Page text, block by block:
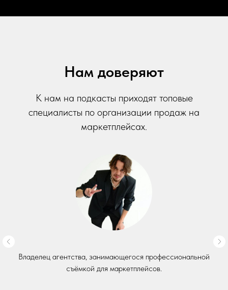
Нам доверяют
К нам на подкасты приходят топовые
специалисты по организации продаж на
маркетплейсах.
Владелец агентства, занимающегося профессиональной
съёмкой для маркетплейсов.